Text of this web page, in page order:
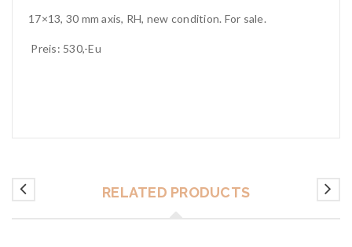
17×13, 30 mm axis, RH, new condition. For sale.
Preis: 530,-Eu
RELATED PRODUCTS